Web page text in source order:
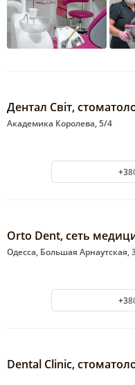
Дентал Світ,
Академика Королева, 5/4
Orto Dent, сеть
Одесса, Большая Арнаутская,
Dental Clinic,